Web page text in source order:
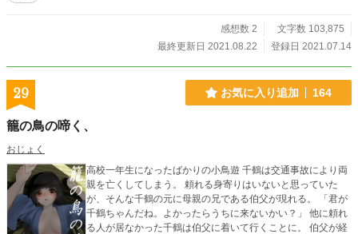
感想数 2
文字数 103,875
最終更新日 2021.08.22
登録日 2021.07.14
29 お気に入り追加 164
籠の鳥の啼く、
おじょく
高校一年生になったばかりの小鳥遊 千鶴は交通事故により両
親を亡くしてしまう。 頼れる身寄りはいないと思っていた
が、そんな千鶴の元に母親の兄である伯父が現れる。 「君が
千鶴ちゃんだね。よかったらうちに来ないかい？」 他に頼れ
る人が居なかった千鶴は伯父に着いて行くことに。 伯父が経